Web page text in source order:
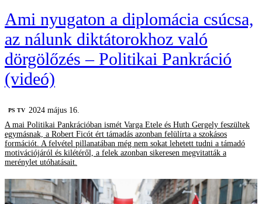
Ami nyugaton a diplomácia csúcsa,
az nálunk diktátorokhoz való
dörgölőzés – Politikai Pankráció
(videó)
PS TV
2024 május 16.
A mai Politikai Pankrációban ismét Varga Etele és Huth Gergely feszültek
egymásnak, a Robert Ficót ért támadás azonban felülírta a szokásos
formációt. A felvétel pillanatában még nem sokat lehetett tudni a támadó
motivációjáról és kilétéről, a felek azonban sikeresen megvitatták a
merénylet utóhatásait.